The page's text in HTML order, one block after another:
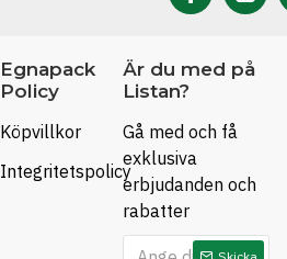
Egnapack
Policy
Köpvillkor
Integritetspolicy
Är du med på
Listan?
Gå med och få
exklusiva
erbjudanden och
rabatter